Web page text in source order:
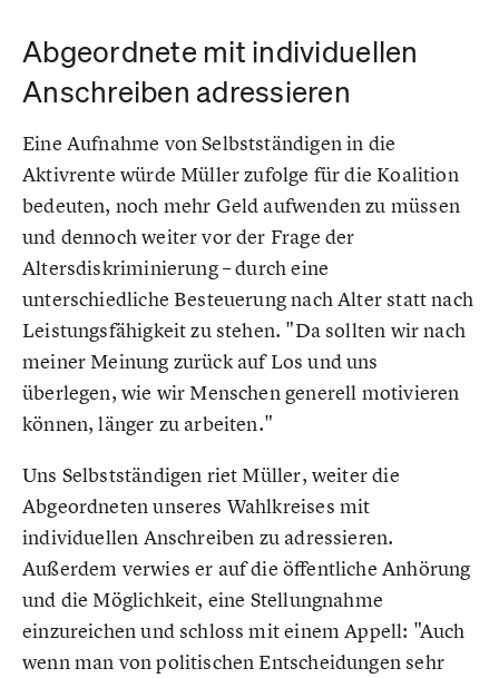
Abgeordnete mit individuellen
Anschreiben adressieren
Eine Aufnahme von Selbstständigen in die
Aktivrente würde Müller zufolge für die Koalition
bedeuten, noch mehr Geld aufwenden zu müssen
und dennoch weiter vor der Frage der
Altersdiskriminierung – durch eine
unterschiedliche Besteuerung nach Alter statt nach
Leistungsfähigkeit zu stehen. "Da sollten wir nach
meiner Meinung zurück auf Los und uns
überlegen, wie wir Menschen generell motivieren
können, länger zu arbeiten."
Uns Selbstständigen riet Müller, weiter die
Abgeordneten unseres Wahlkreises mit
individuellen Anschreiben zu adressieren.
Außerdem verwies er auf die öffentliche Anhörung
und die Möglichkeit, eine Stellungnahme
einzureichen und schloss mit einem Appell: "Auch
wenn man von politischen Entscheidungen sehr